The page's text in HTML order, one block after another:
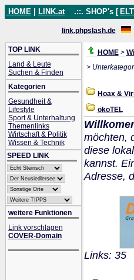
HOME LINK.at .::. SHOP's [
link.phpslash.de
TOP LINK
Land & Leute
Suchen & Finden
Kategorien
Gesundheit &
Lifestyle
Sport & Unterhaltung
Themenlinks
Wirtschaft & Politik
Wissen & Technik
SPEED LINK
weitere Funktionen
Link vorschlagen
COVER-Domain
HOME>
>
Hoax &
ökoTEL
möchten,
diese
kannst.
Adresse,
Links: 35